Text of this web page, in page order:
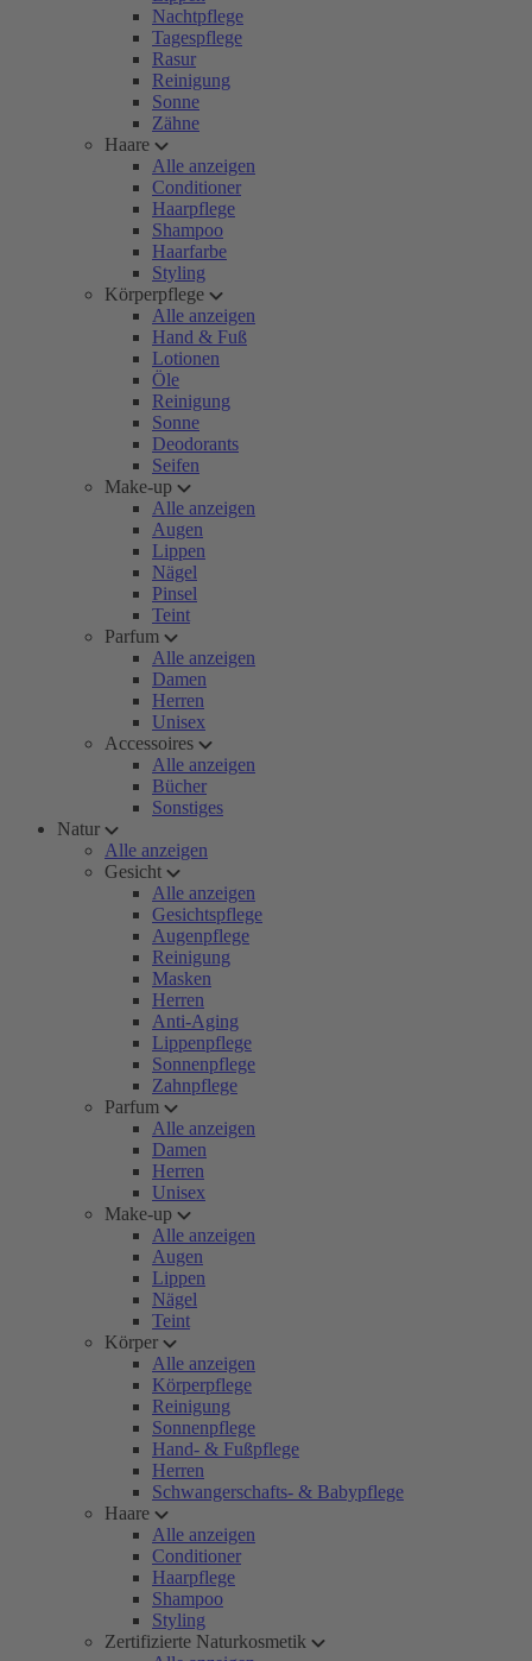
Nachtpflege
Tagespflege
Rasur
Reinigung
Sonne
Zähne
Haare
Alle anzeigen
Conditioner
Haarpflege
Shampoo
Haarfarbe
Styling
Körperpflege
Alle anzeigen
Hand & Fuß
Lotionen
Öle
Reinigung
Sonne
Deodorants
Seifen
Make-up
Alle anzeigen
Augen
Lippen
Nägel
Pinsel
Teint
Parfum
Alle anzeigen
Damen
Herren
Unisex
Accessoires
Alle anzeigen
Bücher
Sonstiges
Natur
Alle anzeigen
Gesicht
Alle anzeigen
Gesichtspflege
Augenpflege
Reinigung
Masken
Herren
Anti-Aging
Lippenpflege
Sonnenpflege
Zahnpflege
Parfum
Alle anzeigen
Damen
Herren
Unisex
Make-up
Alle anzeigen
Augen
Lippen
Nägel
Teint
Körper
Alle anzeigen
Körperpflege
Reinigung
Sonnenpflege
Hand- & Fußpflege
Herren
Schwangerschafts- & Babypflege
Haare
Alle anzeigen
Conditioner
Haarpflege
Shampoo
Styling
Zertifizierte Naturkosmetik